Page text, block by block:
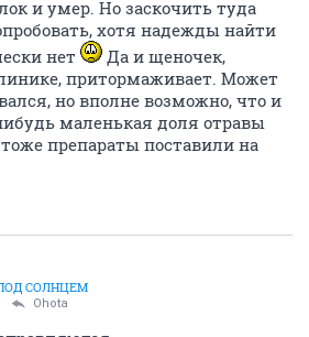
и умер. Но заскочить туда
хотя надежды найти
нет
Да и щеночек,
притормаживает. Может
но вполне возможно, что и
маленькая доля отравы
препараты поставили на
СОЛНЦЕМ
Ohota